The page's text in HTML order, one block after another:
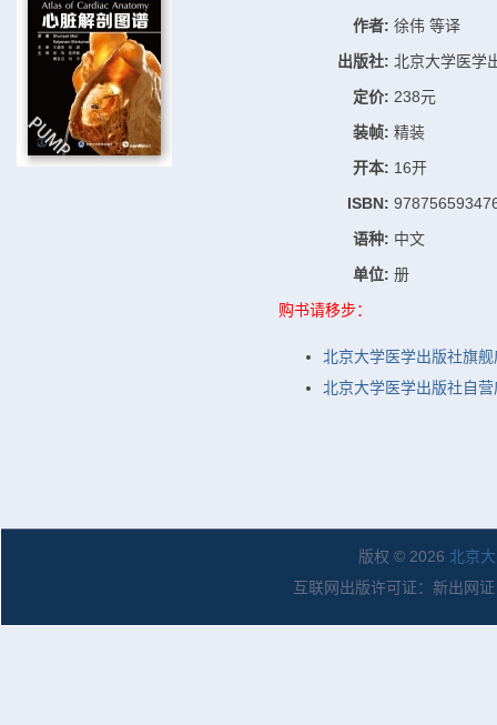
作者: 徐伟 等译
出版社: 北京大学医学
定价: 238元
装帧: 精装
开本: 16开
ISBN:
语种: 中文
单位: 册
购书请移步：
北京大学医学出版社旗舰
北京大学医学出版社自
版权 © 2026 北京
互联网出版许可证：新出网